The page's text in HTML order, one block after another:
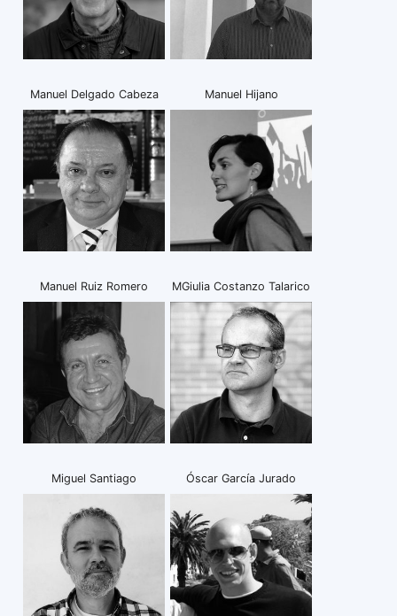
Manuel Delgado Cabeza Manuel Hijano
Manuel Ruiz Romero MGiulia Costanzo Talarico
Miguel Santiago Óscar García Jurado